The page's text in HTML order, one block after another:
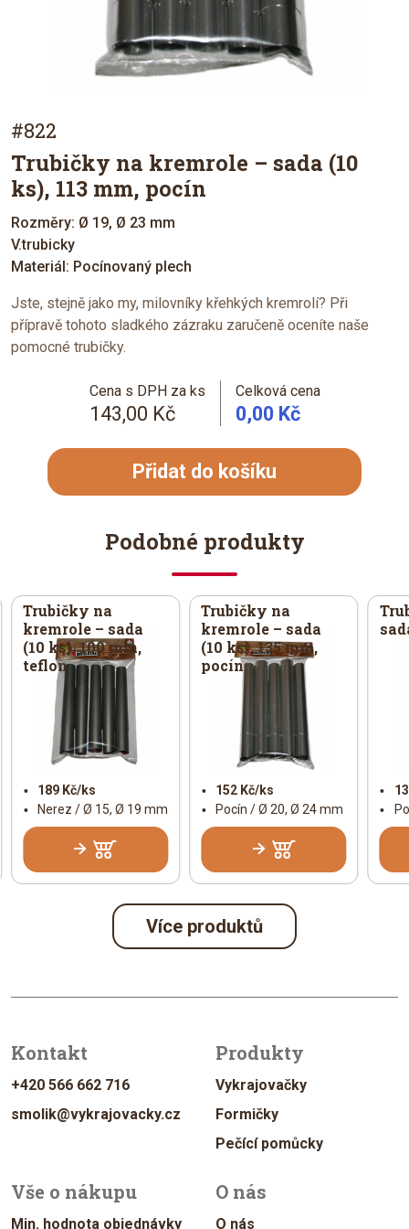
#822
Trubičky na kremrole – sada (10
ks), 113 mm, pocín
Rozměry: Ø 19, Ø 23 mm
V.trubicky
Materiál: Pocínovaný plech
Jste, stejně jako my, milovníky křehkých kremrolí? Při
přípravě tohoto sladkého zázraku zaručeně oceníte naše
pomocné trubičky.
Cena s DPH za ks
143,00 Kč
Celková cena
0,00 Kč
Přidat do košíku
Podobné produkty
Trubičky na
kremrole – sada
(10 ks), 100 mm,
teflon
189 Kč/ks
Nerez / Ø 15, Ø 19 mm
Trubičky na
kremrole – sada
(10 ks), 135 mm,
pocín
152 Kč/ks
Pocín / Ø 20, Ø 24 mm
Více produktů
Kontakt
+420 566 662 716
smolik@vykrajovacky.cz
Produkty
Vykrajovačky
Formičky
Pečící pomůcky
Vše o nákupu
Min. hodnota objednávky
O nás
O nás